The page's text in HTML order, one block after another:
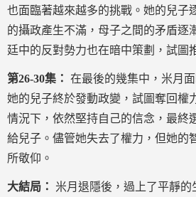
也面臨著越來越多的挑戰。她的兒子
的攝政產生不滿，母子之間的矛盾逐
廷中的反對勢力也在暗中策劃，試圖
第26-30集： 在最後的幾集中，米月
她的兒子終於發動政變，試圖奪回權
情況下，依然堅持自己的信念，最終
給兒子。儘管她失去了權力，但她的
所敬仰。
大結局：
米月退隱後，過上了平靜